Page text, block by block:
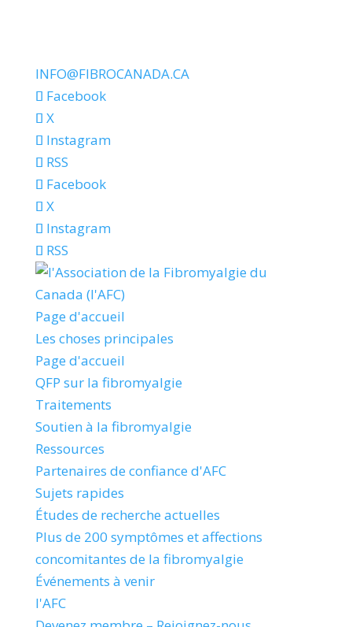
INFO@FIBROCANADA.CA
Facebook
X
Instagram
RSS
Facebook
X
Instagram
RSS
Page d'accueil
Les choses principales
Page d'accueil
QFP sur la fibromyalgie
Traitements
Soutien à la fibromyalgie
Ressources
Partenaires de confiance d'AFC
Sujets rapides
Études de recherche actuelles
Plus de 200 symptômes et affections
concomitantes de la fibromyalgie
Événements à venir
l'AFC